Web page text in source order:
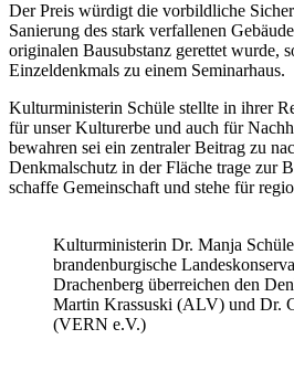
Der Preis würdigt die vorbildliche
Sanierung des stark verfallenen
originalen Bausubstanz gerettet wurde,
Einzeldenkmals zu einem Seminarhaus.
Kulturministerin Schüle stellte in ihrer
für unser Kulturerbe und auch für
bewahren sei ein zentraler Beitrag zu
Denkmalschutz in der Fläche trage zur
schaffe Gemeinschaft und stehe für
Kulturministerin Dr. Manja
brandenburgische
Drachenberg überreichen den
Martin Krassuski (ALV) und Dr.
(VERN e.V.)